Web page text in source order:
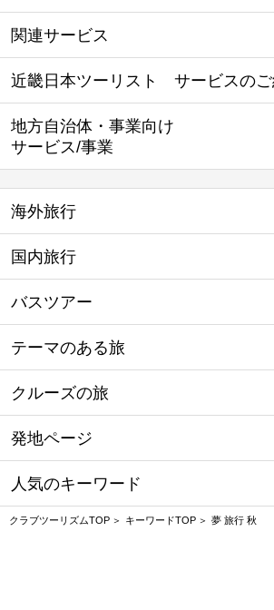
関連サービス
近畿日本ツーリスト サービスのご
地方自治体・事業向け
サービス/事業
海外旅行
国内旅行
バスツアー
テーマのある旅
クルーズの旅
発地ページ
人気のキーワード
クラブツーリズムTOP キーワードTOP 夢 旅行 秋